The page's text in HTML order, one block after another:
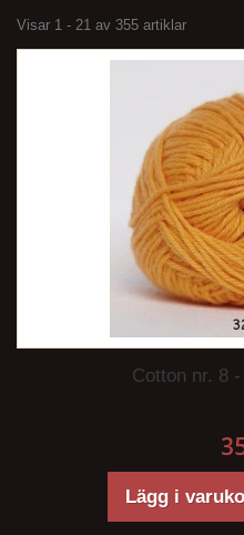
Visar 1 - 21 av 355 artiklar
Cotton nr. 8
Lägg i